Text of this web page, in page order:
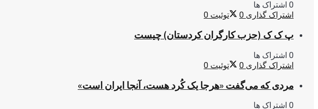
0 اشتراک ها
اشتراک گذاری 0 توئیت 0
پ ک ک (حزب کارگران کردستان) چیست
0 اشتراک ها
اشتراک گذاری 0 توئیت 0
مردی که می‌گفت «هرجا یک کُرد هست، آنجا ایران است»
0 اشتراک ها